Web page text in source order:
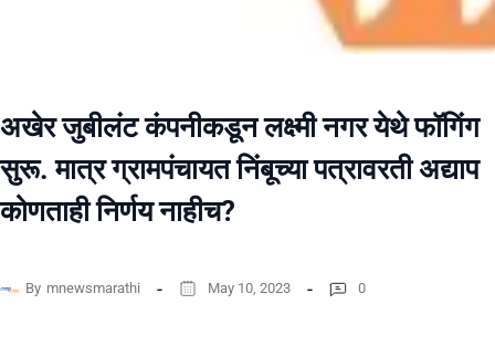
अखेर जुबीलंट कंपनीकडून लक्ष्मी नगर येथे फॉगिंग
सुरू. मात्र ग्रामपंचायत निंबूच्या पत्रावरती अद्याप
कोणताही निर्णय नाहीच?
By mnewsmarathi May 10, 2023 0